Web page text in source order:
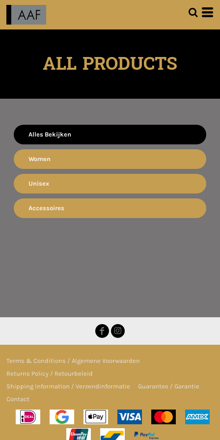
ALL PRODUCTS
Alles Bekijken
Women
Unisex
Accessoires
Terms & Conditions / Algemene Voorwaarden
Returns Policy / Retourbeleid
Shipping Information / Verzendinformatie
Guarantee / Garantie
Contact